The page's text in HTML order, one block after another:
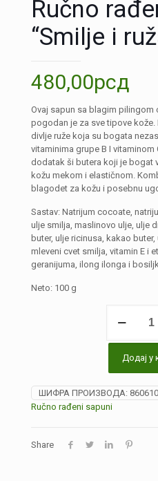
Ručno
“Smilje i
480,00рсд
Ovaj sapun sa blagim pilingom
pogodan je za sve tipove
divlje ruže koja su bogata
vitaminima grupe B I vitaminom
dodatak ši butera koji je bogat
kožu mekom i elastičnom.
blagodet za kožu i posebnu
Sastav: Natrijum cocoate,
ulje smilja, maslinovo ulje, ulje
buter, ulje ricinusa, kakao
mleveni cvet smilja, vitamin E i
geranijuma, ilong ilonga i
Neto: 100 g
rađeni
ruža”
количина
Додај у
ШИФРА ПРОИЗВОДА:
Ručno rađeni sapuni
Share